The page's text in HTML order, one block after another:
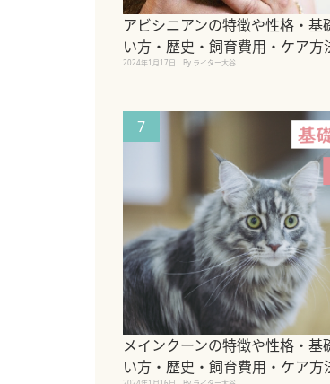
アビシニアンの特徴や性格・基
い方・歴史・飼育費用・ケア方
2024年1月17日 By ライター大谷
7
メインクーンの特徴や性格・基
い方・歴史・飼育費用・ケア方